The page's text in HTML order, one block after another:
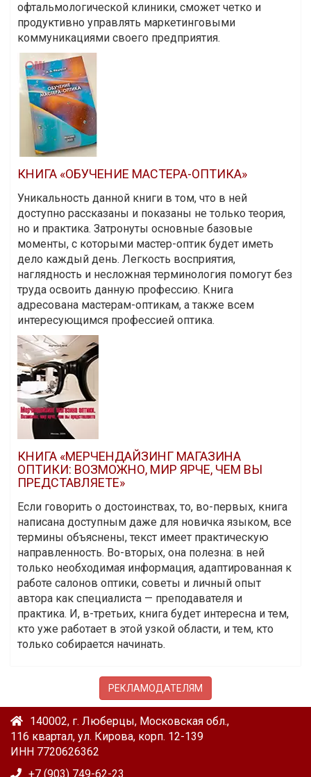
офтальмологической клиники, сможет четко и
продуктивно управлять маркетинговыми
коммуникациями своего предприятия.
КНИГА «ОБУЧЕНИЕ МАСТЕРА-ОПТИКА»
Уникальность данной книги в том, что в ней
доступно рассказаны и показаны не только теория,
но и практика. Затронуты основные базовые
моменты, с которыми мастер-оптик будет иметь
дело каждый день. Легкость восприятия,
наглядность и несложная терминология помогут без
труда освоить данную профессию. Книга
адресована мастерам-оптикам, а также всем
интересующимся профессией оптика.
КНИГА «МЕРЧЕНДАЙЗИНГ МАГАЗИНА
ОПТИКИ: ВОЗМОЖНО, МИР ЯРЧЕ, ЧЕМ ВЫ
ПРЕДСТАВЛЯЕТЕ»
Если говорить о достоинствах, то, во-первых, книга
написана доступным даже для новичка языком, все
термины объяснены, текст имеет практическую
направленность. Во-вторых, она полезна: в ней
только необходимая информация, адаптированная к
работе салонов оптики, советы и личный опыт
автора как специалиста — преподавателя и
практика. И, в-третьих, книга будет интересна и тем,
кто уже работает в этой узкой области, и тем, кто
только собирается начинать.
РЕКЛАМОДАТЕЛЯМ
140002, г. Люберцы, Московская обл.,
116 квартал, ул. Кирова, корп. 12-139
ИНН 7720626362
+7 (903) 749-62-23